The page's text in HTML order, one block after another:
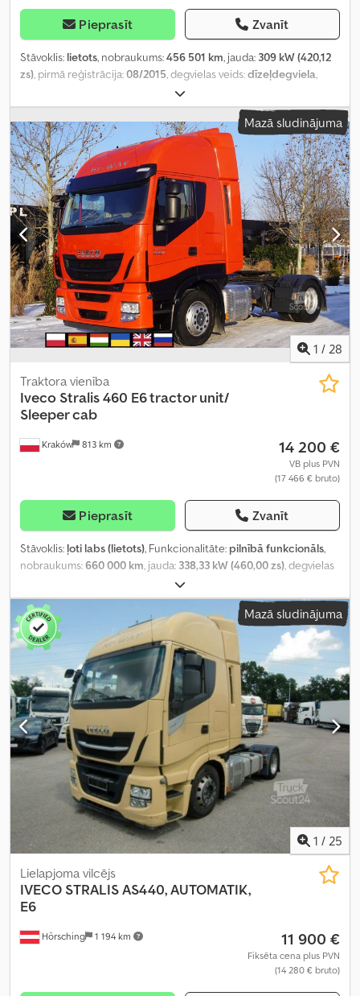
Pieprasīt Zvanīt
Stāvoklis: lietots, nobraukums:456 501 km, jauda: 309 kW (420,12
zs) , pirmā reģistrācija:08/2015 , degvielas veids:dīzeļdegviela
, asu konfigurācija:
pārnesuma veids:automātisks, emisijas klase:Euro 6, Aprīkojums:
gaisa kondicionēšana, paceļamais aizmugurējais borts,
stāvvietas sildītājs,
Mazā sludinājuma
1 / 28
Kraków 813 km
Traktora vienība
Iveco Stralis 460 E6 tractor unit/
Sleeper cab
14 200 €
VB plus PVN
(17 466 € bruto)
Pieprasīt Zvanīt
Stāvoklis: ļoti labs (lietots), Funkcionalitāte: pilnībā funkcionāls,
nobraukums:660 000 km, jauda: 338,33 kW (460,00 zs), degvielas
, tukšais svars:
10 107 kg, kopējais svars:18 000 kg, asu konfigurācija:4x2, krāsa:
sarkans, vadītāja kabīne: gulēšanas kabīne, pārnesuma veids:
automātisks
, emisijas klase: , piekares sistēma: gaiss, gultas
vietu skaits:
, Ražošanas gads:2015, Aprīkojums:
AdBlue,
Tahogrāfs, gaisa kondicionēšana, kruīza kontrole
Mazā sludinājuma
1 / 25
Hörsching 1 194 km
Lielapjoma vilcējs
IVECO STRALIS AS440, AUTOMATIK,
E6
11 900 €
Fiksēta cena plus PVN
(14 280 € bruto)